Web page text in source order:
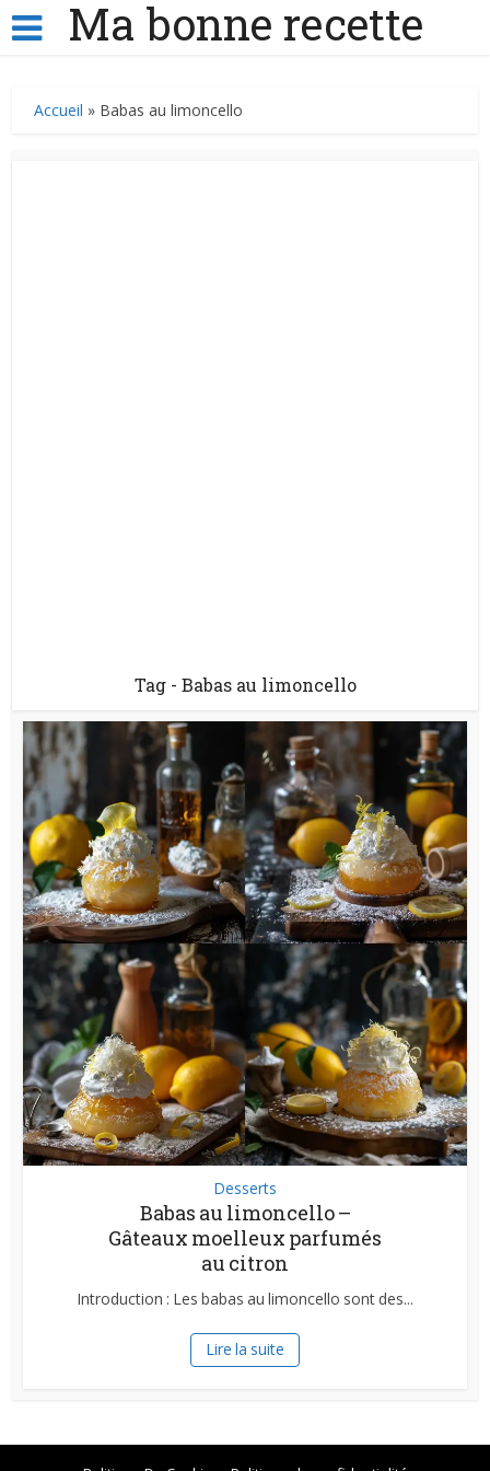
Ma bonne recette
Accueil » Babas au limoncello
Tag - Babas au limoncello
Desserts
Babas au limoncello –
Gâteaux moelleux parfumés
au citron
Introduction : Les babas au limoncello sont des...
Lire la suite